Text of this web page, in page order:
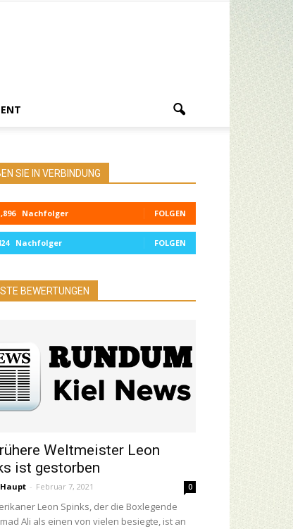
SIE IN VERBINDUNG
Nachfolger FOLGEN
Nachfolger FOLGEN
BEWERTUNGEN
Weltmeister Leon
ist gestorben
- Februar 7, 2021 0
Leon Spinks, der die Boxlegende
Ali als einen von vielen besiegte, ist an